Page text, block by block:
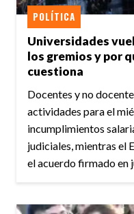
Universidades
los gremios y por
cuestiona
POLÍTICA
Docentes y no
actividades para el
incumplimientos
judiciales, mientras el
el acuerdo firmado en